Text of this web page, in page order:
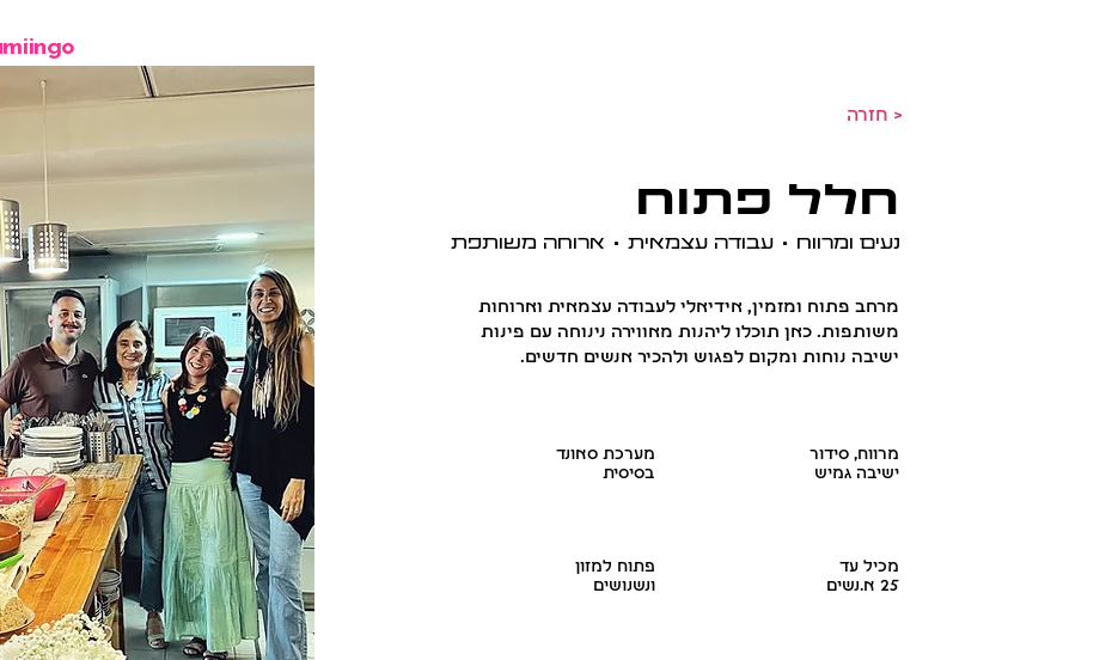
חזרה >
חלל פתוח
נעים ומרווח • עבודה עצמאית • ארוחה משותפת
מרחב פתוח ומזמין, אידיאלי לעבודה עצמאית וארוחות
משותפות. כאן תוכלו ליהנות מאווירה נינוחה עם פינות
ישיבה נוחות ומקום לפגוש ולהכיר אנשים חדשים.
מערכת סאונד
בסיסית
מרווח, סידור
ישיבה גמיש
פתוח למזון
ונשנושים
מכיל עד
25 א.נשים